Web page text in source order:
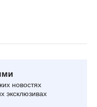
новостях
эксклюзивах